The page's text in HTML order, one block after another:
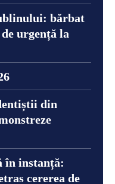
bărbat
urgență la
din
în instanță:
cererea de